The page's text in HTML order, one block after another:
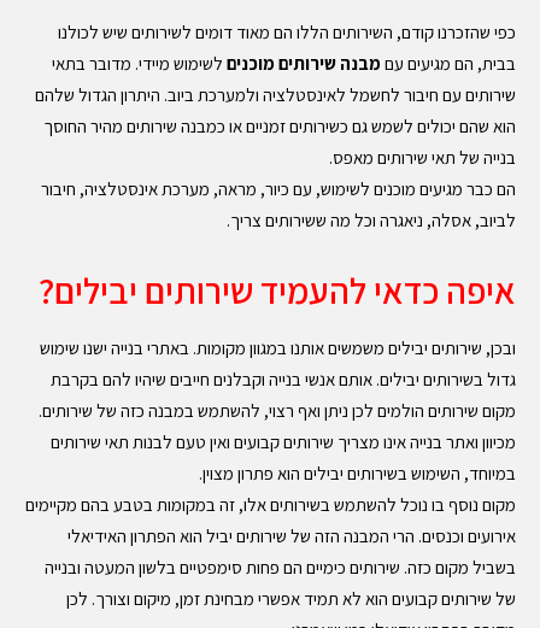
כפי שהזכרנו קודם, השירותים הללו הם מאוד דומים לשירותים שיש לכולנו
בבית, הם מגיעים עם מבנה שירותים מוכנים לשימוש מיידי. מדובר בתאי
שירותים עם חיבור לחשמל לאינסטלציה ולמערכת ביוב. היתרון הגדול שלהם
הוא שהם יכולים לשמש גם כשירותים זמניים או כמבנה שירותים מהיר החוסך
בנייה של תאי שירותים מאפס.
הם כבר מגיעים מוכנים לשימוש, עם כיור, מראה, מערכת אינסטלציה, חיבור
לביוב, אסלה, ניאגרה וכל מה ששירותים צריך.
איפה כדאי להעמיד שירותים יבילים?
ובכן, שירותים יבילים משמשים אותנו במגוון מקומות. באתרי בנייה ישנו שימוש
גדול בשירותים יבילים. אותם אנשי בנייה וקבלנים חייבים שיהיו להם בקרבת
מקום שירותים הולמים לכן ניתן ואף רצוי, להשתמש במבנה כזה של שירותים.
מכיוון ואתר בנייה אינו מצריך שירותים קבועים ואין טעם לבנות תאי שירותים
במיוחד, השימוש בשירותים יבילים הוא פתרון מצוין.
מקום נוסף בו נוכל להשתמש בשירותים אלו, זה במקומות בטבע בהם מקיימים
אירועים וכנסים. הרי המבנה הזה של שירותים יביל הוא הפתרון האידיאלי
בשביל מקום כזה. שירותים כימיים הם פחות סימפטיים בלשון המעטה ובנייה
של שירותים קבועים הוא לא תמיד אפשרי מבחינת זמן, מיקום וצורך. לכן